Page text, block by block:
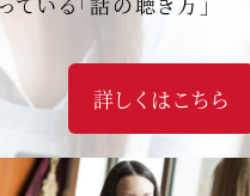
詳しくはこちら